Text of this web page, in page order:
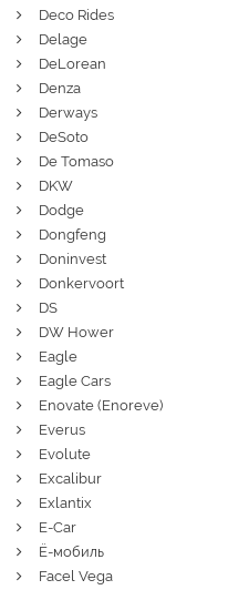
Deco Rides
Delage
DeLorean
Denza
Derways
DeSoto
De Tomaso
DKW
Dodge
Dongfeng
Doninvest
Donkervoort
DS
DW Hower
Eagle
Eagle Cars
Enovate (Enoreve)
Everus
Evolute
Excalibur
Exlantix
E-Car
Ё-мобиль
Facel Vega